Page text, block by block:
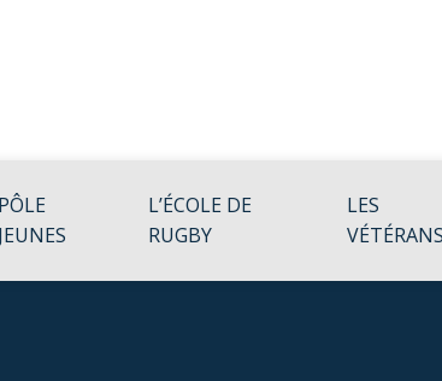
PÔLE
JEUNES
L’ÉCOLE DE
RUGBY
LES
VÉTÉRANS